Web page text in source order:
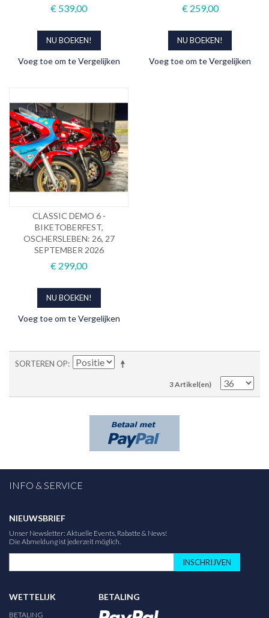
€ 539,00
NU BOEKEN!
Voeg toe om te Vergelijken
€ 259,00
NU BOEKEN!
Voeg toe om te Vergelijken
CLASSIC DEMO 6 -
BIKETOBERFEST,
OSCHERSLEBEN: 26, 27
SEPTEMBER 2026
€ 299,00
NU BOEKEN!
Voeg toe om te Vergelijken
SORTEREN OP
3 Artikel(en)
INFO & SERVICE
NIEUWSBRIEF
Unser Newsletter: Aktuelle Events, Rabatte & News!
Die Abmeldung ist jederzeit möglich.
INSCHRIJVEN
WETTELIJK
BETALING
BETALING